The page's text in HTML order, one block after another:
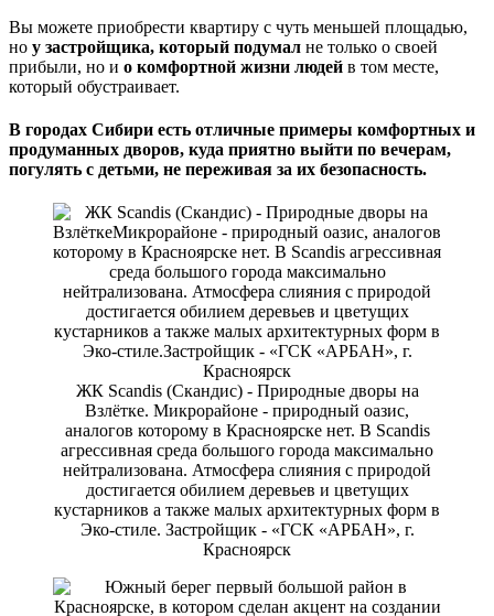
Вы можете приобрести квартиру с чуть меньшей площадью,
но у застройщика, который подумал не только о своей
прибыли, но и о комфортной жизни людей в том месте,
который обустраивает.
В городах Сибири есть отличные примеры комфортных и
продуманных дворов, куда приятно выйти по вечерам,
погулять с детьми, не переживая за их безопасность.
ЖК Scandis (Скандис) - Природные дворы на
Взлётке. Микрорайоне - природный оазис,
аналогов которому в Красноярске нет. В Scandis
агрессивная среда большого города максимально
нейтрализована. Атмосфера слияния с природой
достигается обилием деревьев и цветущих
кустарников а также малых архитектурных форм в
Эко-стиле. Застройщик - «ГСК «АРБАН», г.
Красноярск